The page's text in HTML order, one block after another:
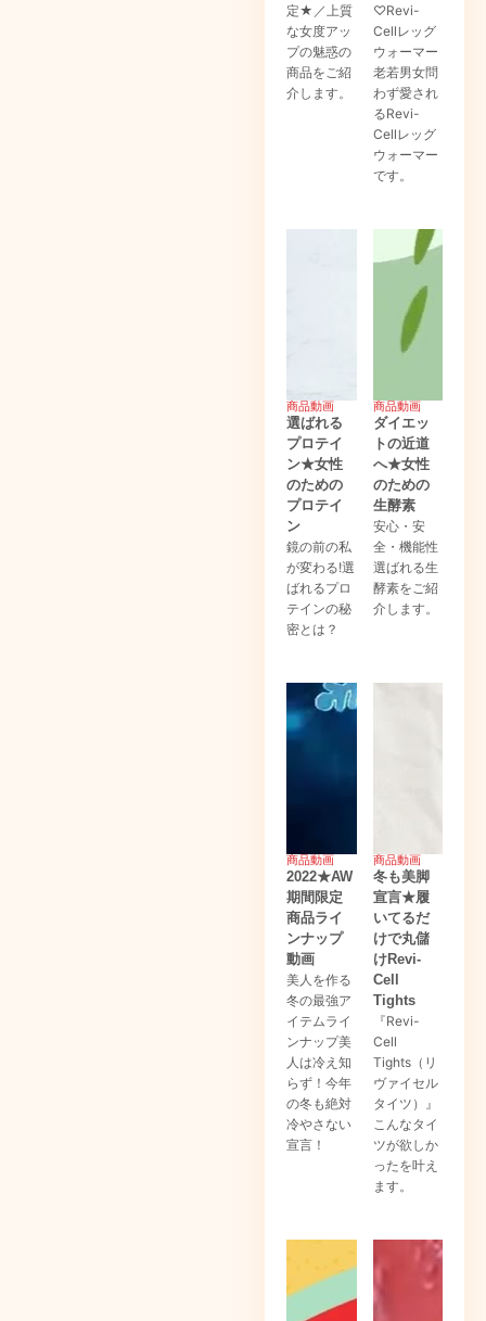
定★／上質
な女度アッ
プの魅惑の
商品をご紹
介します。
♡Revi-
Cellレッグ
ウォーマー
老若男女問
わず愛され
るRevi-
Cellレッグ
ウォーマー
です。
商品動画
選ばれる
プロテイ
ン★女性
のための
プロテイ
ン
鏡の前の私
が変わる!選
ばれるプロ
テインの秘
密とは？
商品動画
ダイエッ
トの近道
へ★女性
のための
生酵素
安心・安
全・機能性
選ばれる生
酵素をご紹
介します。
商品動画
2022★AW
期間限定
商品ライ
ンナップ
動画
美人を作る
冬の最強ア
イテムライ
ンナップ美
人は冷え知
らず！今年
の冬も絶対
冷やさない
宣言！
商品動画
冬も美脚
宣言★履
いてるだ
けで丸儲
けRevi-
Cell
Tights
『Revi-
Cell
Tights（リ
ヴァイセル
タイツ）』
こんなタイ
ツが欲しか
ったを叶え
ます。